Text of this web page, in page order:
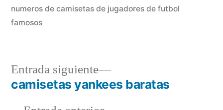
numeros de camisetas de jugadores de futbol
famosos
Navegación
Entrada siguiente
Entrada
siguiente:
camisetas yankees baratas